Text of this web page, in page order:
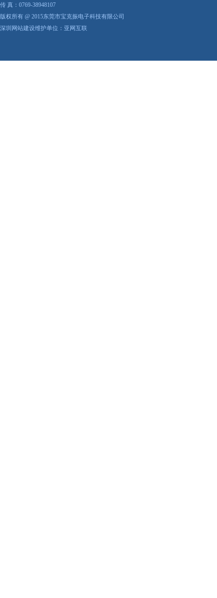
传 真：0769-38948107
版权所有 @ 2015东莞市宝克振电子科技有限公司
深圳网站建设维护单位：亚网互联